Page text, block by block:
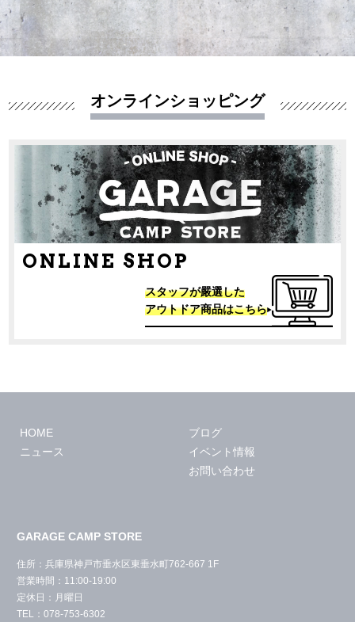
オンラインショッピング
ONLINE SHOP
スタッフが嚴選した
アウトドア商品はこちら
HOME
ニュース
ブログ
イベント情報
お問い合わせ
GARAGE CAMP STORE
住所：兵庫県神戸市垂水区東垂水町762-667 1F
営業時間：11:00-19:00
定休日：月曜日
TEL：078-753-6302